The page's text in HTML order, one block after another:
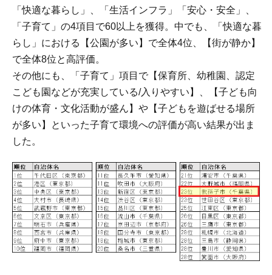
「快適な暮らし」、「生活インフラ」「安心・安全」、
「子育て」の4項目で60以上を獲得。中でも、「快適な暮
らし」における【公園が多い】で全体4位、【街が静か】
で全体8位と高評価。
その他にも、「子育て」項目で【保育所、幼稚園、認定
こども園などが充実している/入りやすい】、【子ども向
けの体育・文化活動が盛ん】や【子どもを遊ばせる場所
が多い】といった子育て環境への評価が高い結果が出ま
した。